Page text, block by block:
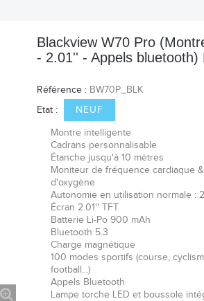
Blackview W70 Pro
- 2.01'' - Appels bluetooth)
Référence : BW70P_BLK
Etat :
NEUF
Montre intelligente
Cadrans personnalisable
Étanche jusqu'à 10 mètres
Moniteur de fréquence cardiaque
d'oxygène
Autonomie en utilisation normale :
Écran 2.01'' TFT
Batterie Li-Po 900 mAh
Bluetooth 5.3
Charge magnétique
100 modes sportifs (course,
football...)
Appels Bluetooth
Lampe torche LED et boussole